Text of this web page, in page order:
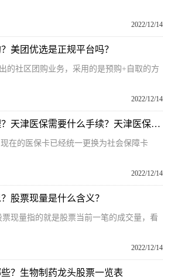
2022/12/14
美团优选是正规平台吗？
的社区团购业务，采用的是预购+自取的方
2022/12/14
天津医保卡如何办理？天津医保需要什么手续？天津医保卡办理指南
在的医保卡已经统一更换为社会保障卡
2022/12/14
股票现量是什么含义？
现量指的就是股票当前一笔的成交量，看
2022/12/14
？生物制药龙头股票一览表